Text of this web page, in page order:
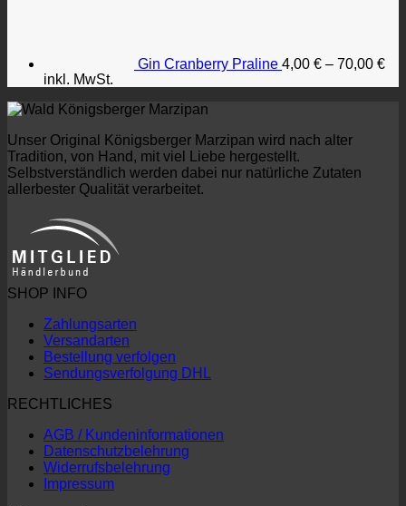
Gin Cranberry Praline 4,00 € – 70,00 €
inkl. MwSt.
Unser Original Königsberger Marzipan wird nach alter
Tradition, von Hand, mit viel Liebe hergestellt.
Selbstverständlich werden dabei nur natürliche Zutaten
allerbester Qualität verarbeitet.
SHOP INFO
Zahlungsarten
Versandarten
Bestellung verfolgen
Sendungsverfolgung DHL
RECHTLICHES
AGB / Kundeninformationen
Datenschutzbelehrung
Widerrufsbelehrung
Impressum